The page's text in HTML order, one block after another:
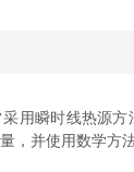
采用瞬时线热源
，并使用数学方